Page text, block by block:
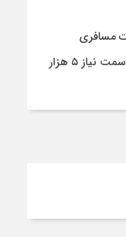
مسافری
مسیر افزایش ظرفیت ناوگان مسافری به سمت نیاز ۵ هزار